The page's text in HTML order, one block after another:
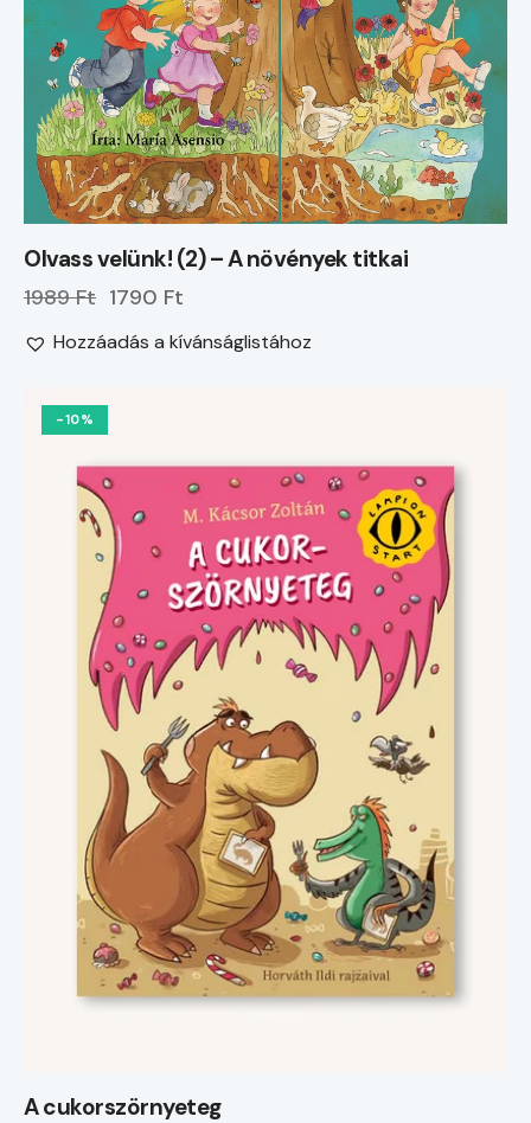
Olvass velünk! (2) – A növények titkai
1989 Ft 1790 Ft
Hozzáadás a kívánságlistához
-10%
A cukorszörnyeteg